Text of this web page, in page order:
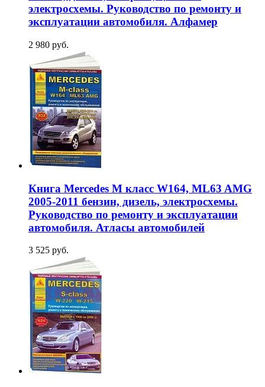
электросхемы. Руководство по ремонту и
эксплуатации автомобиля. Алфамер
2 980 руб.
Книга Mercedes M класс W164, ML63 AMG
2005-2011 бензин, дизель, электросхемы.
Руководство по ремонту и эксплуатации
автомобиля. Атласы автомобилей
3 525 руб.